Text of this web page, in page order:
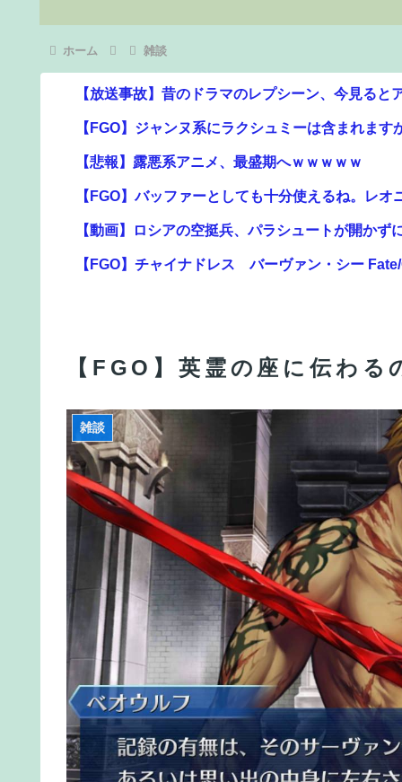
ホーム 雑談
【放送事故】昔のドラマのレプシーン、今見ると
【FGO】ジャンヌ系にラクシュミーは含まれま
【悲報】露悪系アニメ、最盛期へｗｗｗｗｗ
【FGO】バッファーとしても十分使えるね。レ
【動画】ロシアの空挺兵、パラシュートが開かず
【FGO】チャイナドレス バーヴァン・シー
【雑談】アニプレックスってFGO以外で稼げる
【FGO】金時といい勝負。クーフーリン・オルタ
【雑談】アニプレックスってFGO以外で稼げる
【FGO】絆16のメリットが全然出てこないけど
【FGO】水着玉藻 Fate/GrandOrderのイラスト紹
【FGO】英霊の座に伝わ
雑談